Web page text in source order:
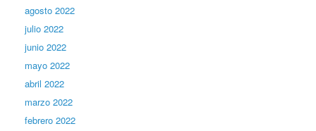
agosto 2022
julio 2022
junio 2022
mayo 2022
abril 2022
marzo 2022
febrero 2022